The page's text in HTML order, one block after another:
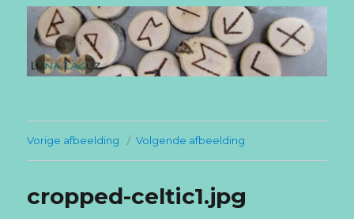
Vorige afbeelding Volgende afbeelding
cropped-celtic1.jpg